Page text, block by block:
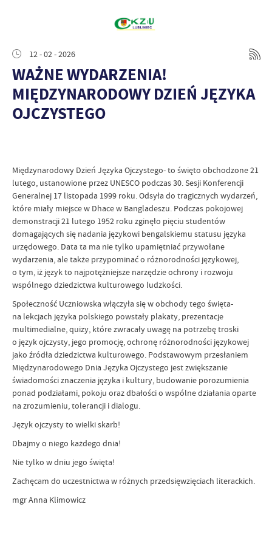
12 - 02 - 2026
WAŻNE WYDARZENIA!
MIĘDZYNARODOWY DZIEŃ JĘZYKA
OJCZYSTEGO
Międzynarodowy Dzień Języka Ojczystego- to święto obchodzone 21
lutego, ustanowione przez UNESCO podczas 30. Sesji Konferencji
Generalnej 17 listopada 1999 roku. Odsyła do tragicznych wydarzeń,
które miały miejsce w Dhace w Bangladeszu. Podczas pokojowej
demonstracji 21 lutego 1952 roku zginęło pięciu studentów
domagających się nadania językowi bengalskiemu statusu języka
urzędowego. Data ta ma nie tylko upamiętniać przywołane
wydarzenia, ale także przypominać o różnorodności językowej,
o tym, iż język to najpotężniejsze narzędzie ochrony i rozwoju
wspólnego dziedzictwa kulturowego ludzkości.
Społeczność Uczniowska włączyła się w obchody tego święta-
na lekcjach języka polskiego powstały plakaty, prezentacje
multimedialne, quizy, które zwracały uwagę na potrzebę troski
o język ojczysty, jego promocję, ochronę różnorodności językowej
jako źródła dziedzictwa kulturowego. Podstawowym przesłaniem
Międzynarodowego Dnia Języka Ojczystego jest zwiększanie
świadomości znaczenia języka i kultury, budowanie porozumienia
ponad podziałami, pokoju oraz dbałości o wspólne działania oparte
na zrozumieniu, tolerancji i dialogu.
Język ojczysty to wielki skarb!
Dbajmy o niego każdego dnia!
Nie tylko w dniu jego święta!
Zachęcam do uczestnictwa w różnych przedsięwzięciach literackich.
mgr Anna Klimowicz